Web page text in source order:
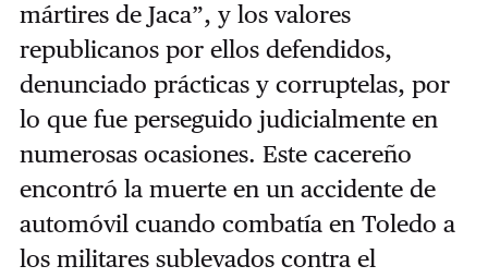
mártires de Jaca”, y los valores
republicanos por ellos defendidos,
denunciado prácticas y corruptelas, por
lo que fue perseguido judicialmente en
numerosas ocasiones. Este cacereño
encontró la muerte en un accidente de
automóvil cuando combatía en Toledo a
los militares sublevados contra el